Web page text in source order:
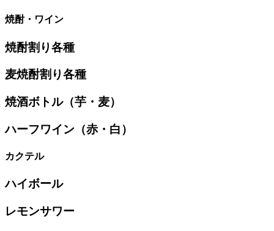
焼酎・ワイン
焼酎割り各種
麦焼酎割り各種
焼酒ボトル（芋・麦）
ハーフワイン（赤・白）
カクテル
ハイボール
レモンサワー